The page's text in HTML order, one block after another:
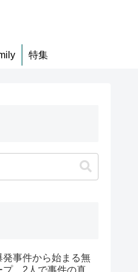
特集
発事件から始まる無
プ、2人で事件の真